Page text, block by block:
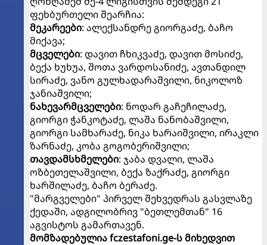
ფეხბურთელი შეარჩია:
მეკარეები: ალექსანდრე გიორგაძე, ბაჩო
მიქავა;
მცველები: დავით ჩხიკვაძე, დავით მოსიძე,
ბექა ხუხუა, შოთა ვარდოსანიძე, ავთანდილ
სირაძე, ვანო გულხადარაშვილი, ნიკოლოზ
ჯანიაშვილი;
ნახევარმცველები: ნოდარ გაჩეჩილაძე,
გიორგი ჭანკოტაძე, ლაშა ნანობაშვილი,
გიორგი სამხარაძე, ნიკა ხარაიშვილი, ირაკლი
ზარნაძე, კობა გოგობერიშვილი;
თავდამსხმელები: ჯაბა დვალი, ლაშა
ოზბეთელაშვილი, ბექა ზაქრაძე, გიორგი
ხარშილაძე, ბაჩო ბერაძე.
"მარგველები" პირველ შეხვედრას გასვლაზე
ქედაში, ადგილობრივ "ბეთლემთან" 16
აგვისტოს გამართავენ.
მომზადებულია fczestafoni.ge-ს მიხედვით